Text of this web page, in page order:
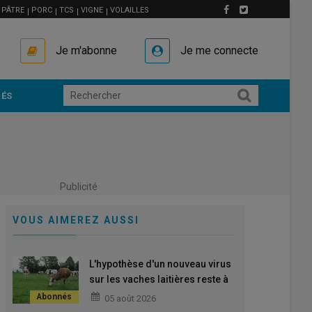
PÂTRE PORC TCS VIGNE VOLAILLES
Je m'abonne Je me connecte
Publicité
VOUS AIMEREZ AUSSI
L'hypothèse d'un nouveau virus
sur les vaches laitières reste à
confirmer
05 août 2026